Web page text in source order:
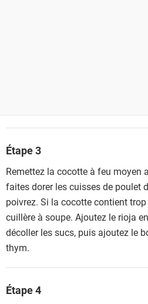
Étape 3
Remettez la cocotte à feu moyen
faites dorer les cuisses de poulet
poivrez. Si la cocotte contient
cuillère à soupe. Ajoutez le rioja
décoller les sucs, puis ajoutez le
thym.
Étape 4